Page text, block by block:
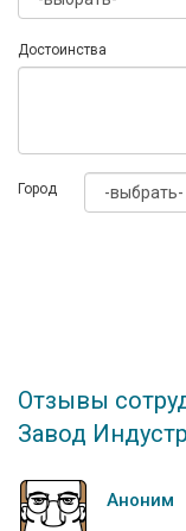
Достоинства
Город
Отзывы
Завод
Аноним